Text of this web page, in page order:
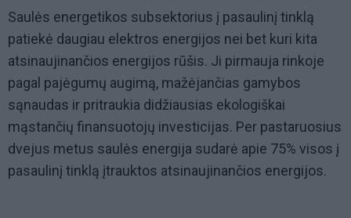
Saulės energetikos subsektorius į pasaulinį tinklą
patiekė daugiau elektros energijos nei bet kuri kita
atsinaujinančios energijos rūšis. Ji pirmauja rinkoje
pagal pajėgumų augimą, mažėjančias gamybos
sąnaudas ir pritraukia didžiausias ekologiškai
mąstančių finansuotojų investicijas. Per pastaruosius
dvejus metus saulės energija sudarė apie 75% visos į
pasaulinį tinklą įtrauktos atsinaujinančios energijos.